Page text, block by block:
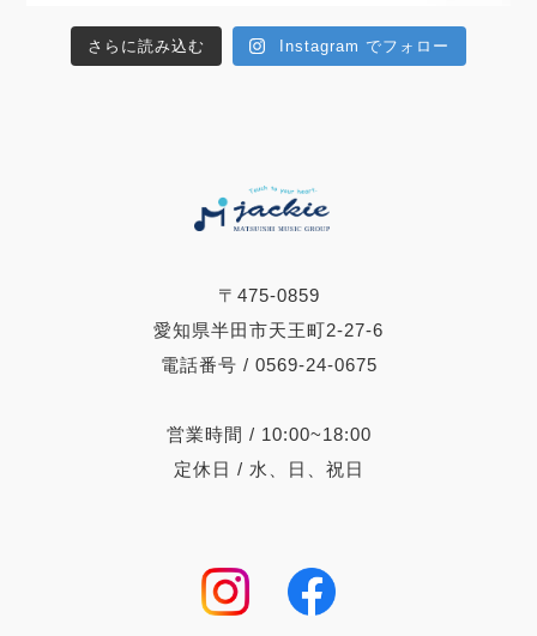
〒475-0859
愛知県半田市天王町2-27-6
電話番号 / 0569-24-0675
営業時間 / 10:00~18:00
定休日 / 水、日、祝日
さらに読み込む Instagram でフォロー